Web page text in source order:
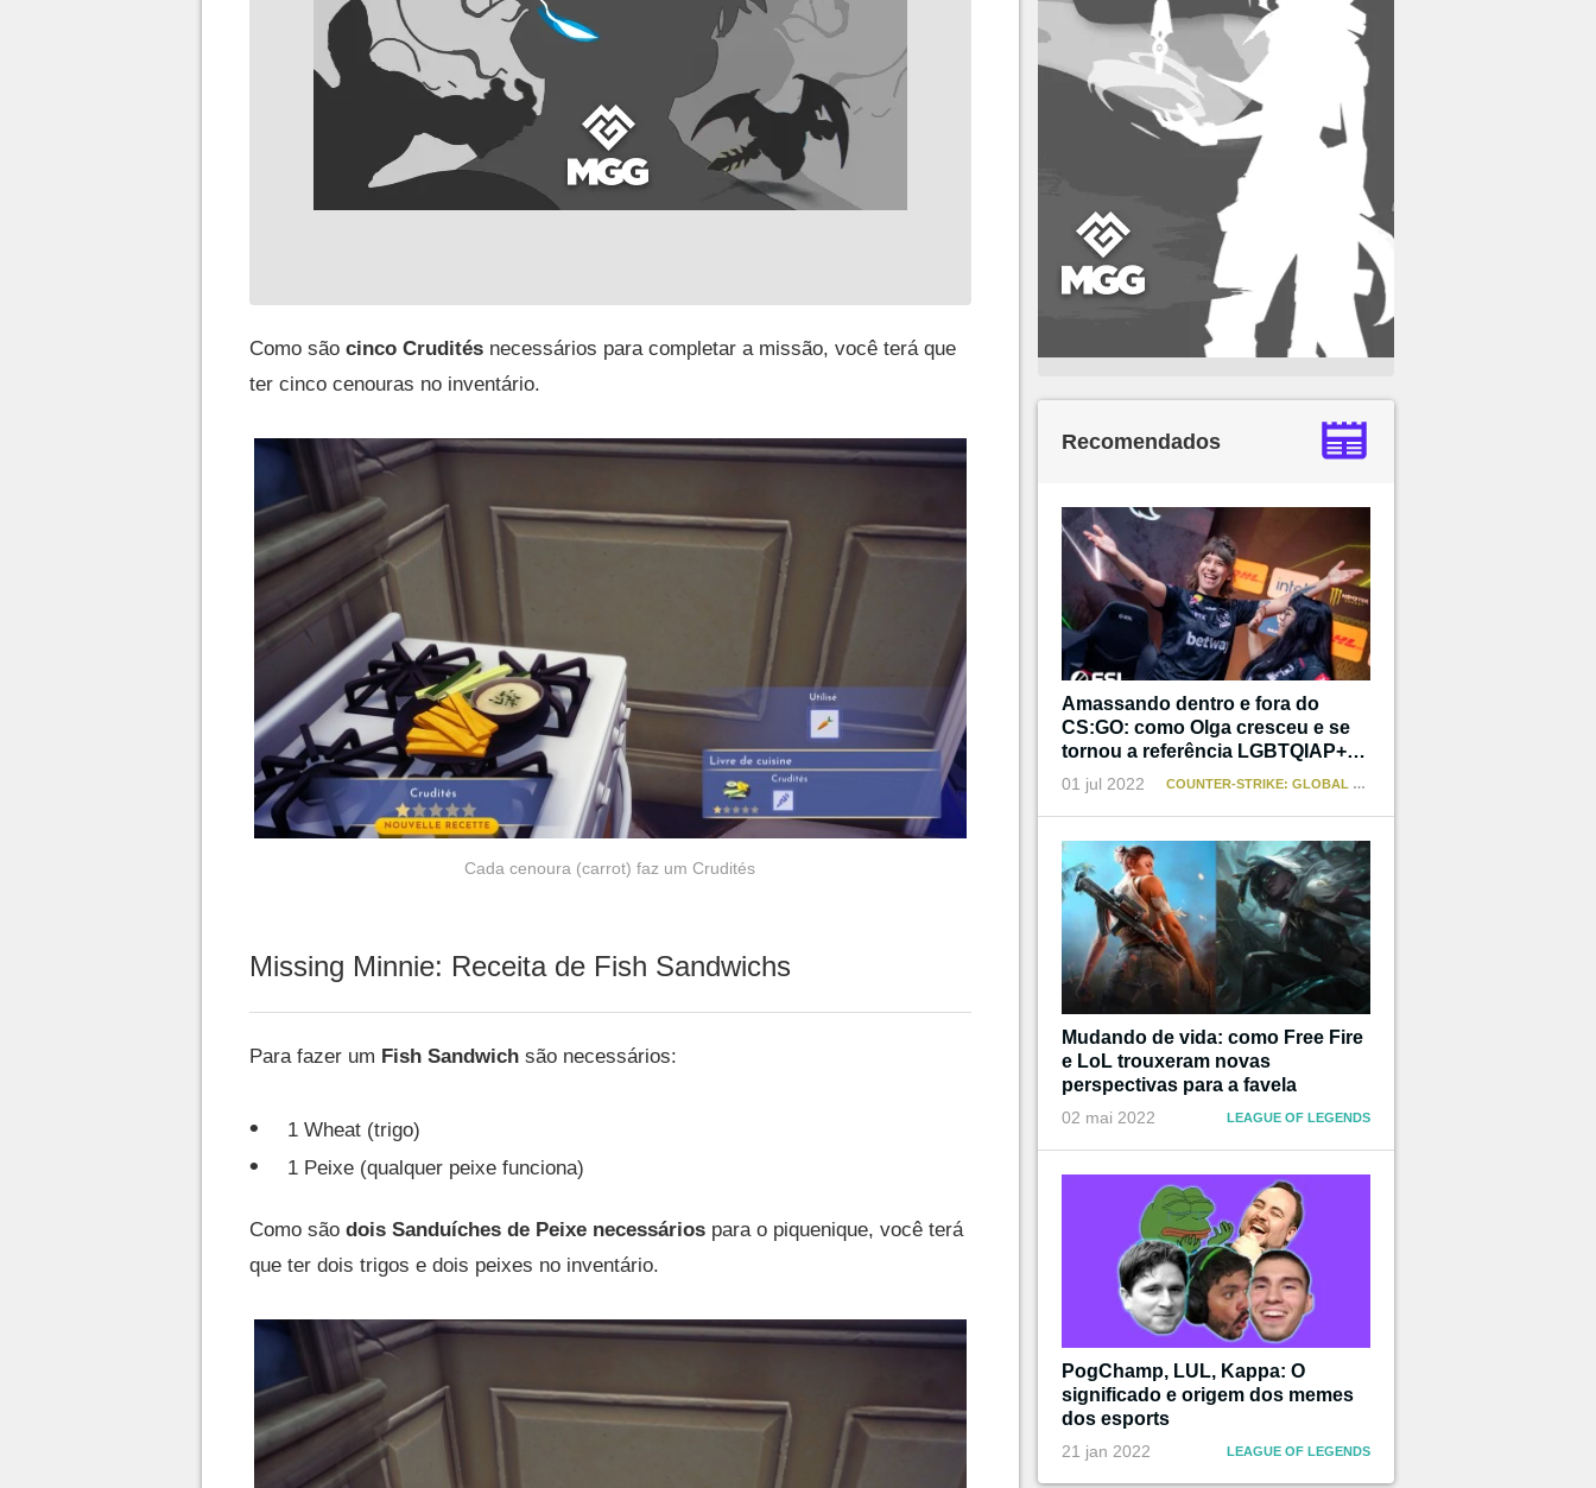
Como são cinco Crudités necessários para completar a missão, você terá que
ter cinco cenouras no inventário.
Cada cenoura (carrot) faz um Crudités
Missing Minnie: Receita de Fish Sandwichs
Para fazer um Fish Sandwich são necessários:
1 Wheat (trigo)
1 Peixe (qualquer peixe funciona)
Como são dois Sanduíches de Peixe necessários para o piquenique, você terá
que ter dois trigos e dois peixes no inventário.
Recomendados
Amassando dentro e fora do
CS:GO: como Olga cresceu e se
tornou a referência LGBTQIAP+
que não teve
01 jul 2022 COUNTER-STRIKE: GLOBAL OFFENSIVE
Mudando de vida: como Free Fire
e LoL trouxeram novas
perspectivas para a favela
02 mai 2022 LEAGUE OF LEGENDS
PogChamp, LUL, Kappa: O
significado e origem dos memes
dos esports
21 jan 2022 LEAGUE OF LEGENDS